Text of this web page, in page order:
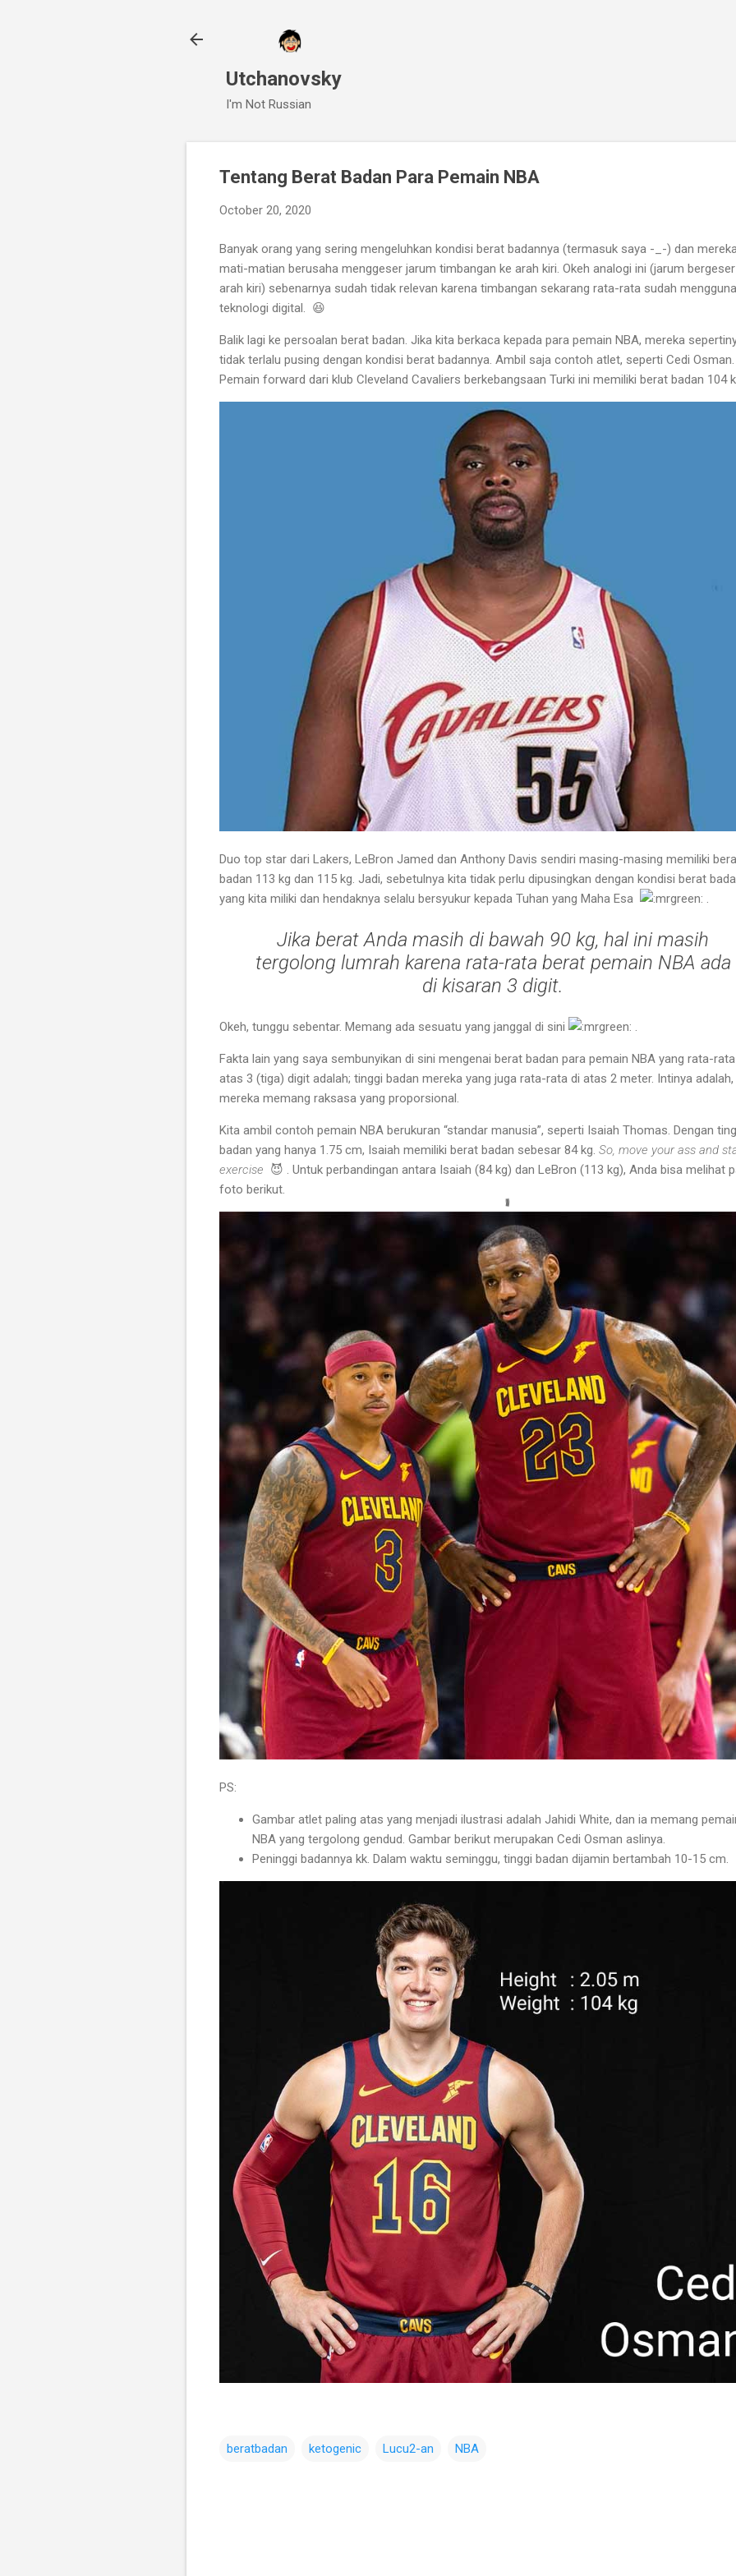
Utchanovsky
I'm Not Russian
Tentang Berat Badan Para Pemain NBA
October 20, 2020
Banyak orang yang sering mengeluhkan kondisi berat badannya (termasuk saya -_-) dan
mati-matian berusaha menggeser jarum timbangan ke arah kiri. Okeh analogi ini (jarum
arah kiri) sebenarnya sudah tidak relevan karena timbangan sekarang rata-rata sudah
teknologi digital. 😆
Balik lagi ke persoalan berat badan. Jika kita berkaca kepada para pemain NBA, mereka
tidak terlalu pusing dengan kondisi berat badannya. Ambil saja contoh atlet, seperti Cedi Osman.
Pemain forward dari klub Cleveland Cavaliers berkebangsaan Turki ini memiliki berat badan 104
Duo top star dari Lakers, LeBron Jamed dan Anthony Davis sendiri masing-masing memiliki
badan 113 kg dan 115 kg. Jadi, sebetulnya kita tidak perlu dipusingkan dengan kondisi berat
yang kita miliki dan hendaknya selalu bersyukur kepada Tuhan yang Maha Esa
.
Jika berat Anda masih di bawah 90 kg, hal ini masih
tergolong lumrah karena rata-rata berat pemain NBA ada
di kisaran 3 digit.
Okeh, tunggu sebentar. Memang ada sesuatu yang janggal di sini .
Fakta lain yang saya sembunyikan di sini mengenai berat badan para pemain NBA yang rata-
atas 3 (tiga) digit adalah; tinggi badan mereka yang juga rata-rata di atas 2 meter. Intinya adalah,
mereka memang raksasa yang proporsional.
Kita ambil contoh pemain NBA berukuran “standar manusia”, seperti Isaiah Thomas. Dengan
badan yang hanya 1.75 cm, Isaiah memiliki berat badan sebesar 84 kg. So, move your ass and
exercise 😈 . Untuk perbandingan antara Isaiah (84 kg) dan LeBron (113 kg), Anda bisa melihat
foto berikut.
PS:
Gambar atlet paling atas yang menjadi ilustrasi adalah Jahidi White, dan ia memang
NBA yang tergolong gendud. Gambar berikut merupakan Cedi Osman aslinya.
Peninggi badannya kk. Dalam waktu seminggu, tinggi badan dijamin bertambah 10-15 cm.
beratbadan ketogenic Lucu2-an NBA